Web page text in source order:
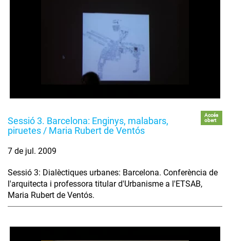
Sessió 3. Barcelona: Enginys, malabars,
piruetes / Maria Rubert de Ventós
Accés
obert
7 de jul. 2009
Sessió 3: Dialèctiques urbanes: Barcelona. Conferència de
l'arquitecta i professora titular d'Urbanisme a l'ETSAB,
Maria Rubert de Ventós.